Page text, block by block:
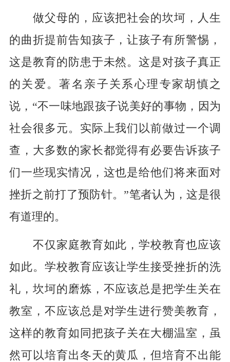
做父母的，应该把社会的坎坷，人生
的曲折提前告知孩子，让孩子有所警惕，
这是教育的防患于未然。这是对孩子真正
的关爱。著名亲子关系心理专家胡慎之
说，“不一味地跟孩子说美好的事物，因为
社会很多元。实际上我们以前做过一个调
查，大多数的家长都觉得有必要告诉孩子
们一些现实情况，这也是给他们将来面对
挫折之前打了预防针。”笔者认为，这是很
有道理的。
不仅家庭教育如此，学校教育也应该
如此。学校教育应该让学生接受挫折的洗
礼，坎坷的磨炼，不应该总是把学生关在
教室，不应该总是对学生进行赞美教育，
这样的教育如同把孩子关在大棚温室，虽
然可以培育出冬天的黄瓜，但培育不出能